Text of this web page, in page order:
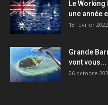
Le
une année
18 février 2022
Grande
vont vous...
26 octobre